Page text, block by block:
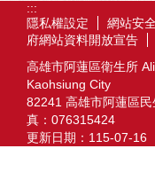
:::
隱私權設定
網站安
府網站資料開放宣告
高雄市阿蓮區衛生所
Kaohsiung City
82241 高雄市阿蓮區
真：076315424
更新日期： 115-07-16